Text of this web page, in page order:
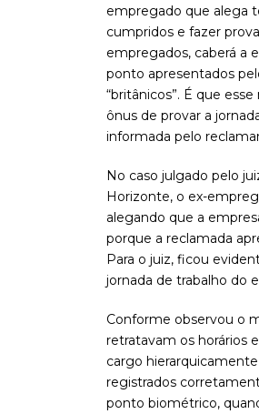
empregado que alega
cumpridos e fazer
empregados, caberá a
ponto apresentados
“britânicos”. É que
ônus de provar a
informada pelo
No caso julgado pelo
Horizonte, o ex-
alegando que a
porque a reclamada
Para o juiz, ficou
jornada de trabalho do
Conforme observou o
retratavam os horários
cargo
registrados
ponto biométrico,